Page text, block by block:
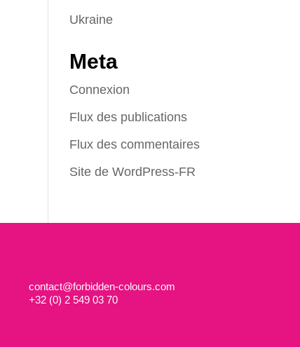
Ukraine
Meta
Connexion
Flux des publications
Flux des commentaires
Site de WordPress-FR
contact@forbidden-colours.com
+32 (0) 2 549 03 70